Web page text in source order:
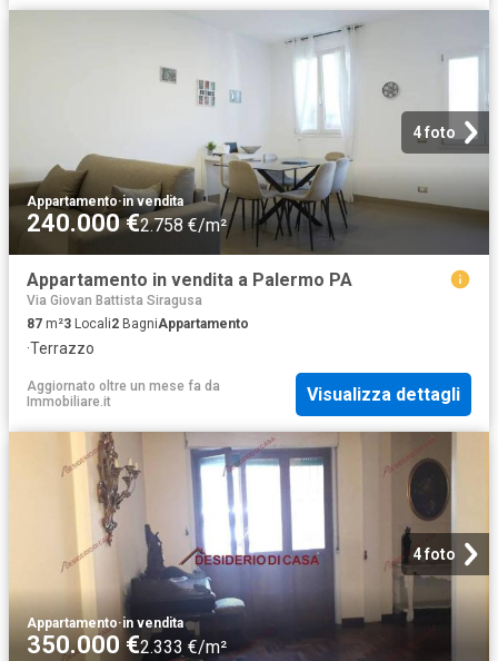
4 foto
Appartamento·in vendita
240.000 €2.758 €/m²
Appartamento in vendita a Palermo PA
Via Giovan Battista Siragusa
87 m²3 Locali2 BagniAppartamento
·Terrazzo
Aggiornato oltre un mese fa da
Immobiliare.it
Visualizza dettagli
4 foto
Appartamento·in vendita
350.000 €2.333 €/m²